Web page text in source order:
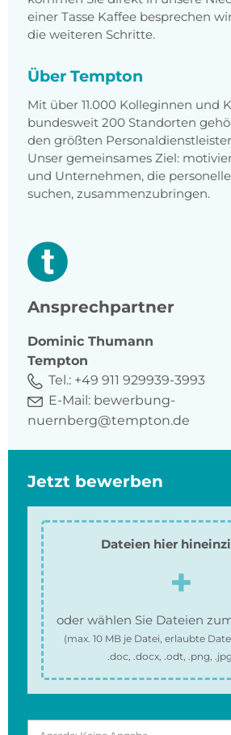
einer Tasse Kaffee besprechen
die weiteren Schritte.
Über Tempton
Mit über 11.000 Kolleginnen und
bundesweit 200 Standorten
den größten
Unser gemeinsames Ziel:
und Unternehmen, die
suchen, zusammenzubringen.
Ansprechpartner
Dominic Thumann
Tempton
Tel.: +49 911 929939-3993
E-Mail: bewerbung-
nuernberg@tempton.de
Jetzt bewerben
Dateien hier
oder wählen Sie Dateien
(max. 10 MBje Datei, erlaubte
.doc, .docx, .odt, .png,